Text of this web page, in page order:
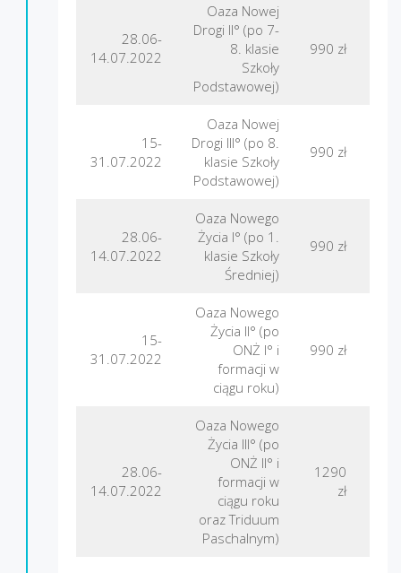
28.06-
14.07.2022
Oaza Nowej
Drogi II° (po 7-
8. klasie
Szkoły
Podstawowej)
990 zł
15-
31.07.2022
Oaza Nowej
Drogi III° (po 8.
klasie Szkoły
Podstawowej)
990 zł
28.06-
14.07.2022
Oaza Nowego
Życia I° (po 1.
klasie Szkoły
Średniej)
990 zł
15-
31.07.2022
Oaza Nowego
Życia II° (po
ONŻ I° i
formacji w
ciągu roku)
990 zł
28.06-
14.07.2022
Oaza Nowego
Życia III° (po
ONŻ II° i
formacji w
ciągu roku
oraz Triduum
Paschalnym)
1290
zł